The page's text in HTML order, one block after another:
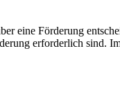
eine Förderung
erforderlich sind.